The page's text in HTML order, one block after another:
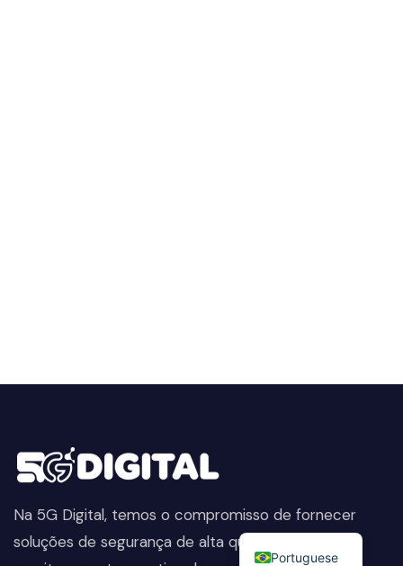
Na 5G Digital, temos o compromisso de fornecer
soluções de segurança de alta qualidade. Do
Portuguese